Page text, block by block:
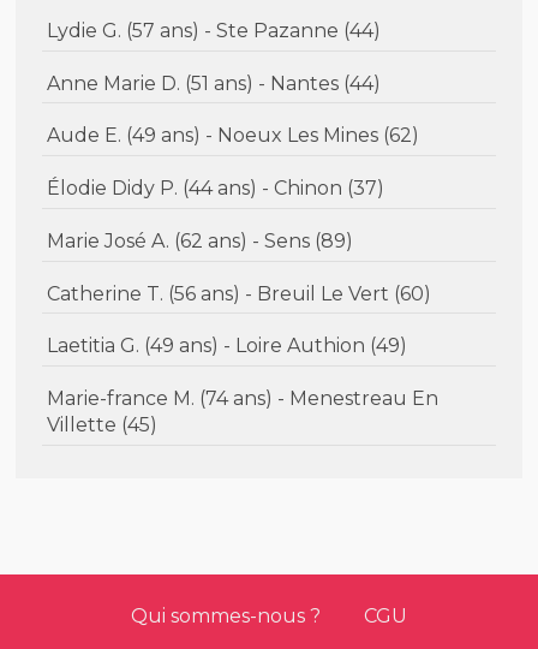
Lydie G. (57 ans) - Ste Pazanne (44)
Anne Marie D. (51 ans) - Nantes (44)
Aude E. (49 ans) - Noeux Les Mines (62)
Élodie Didy P. (44 ans) - Chinon (37)
Marie José A. (62 ans) - Sens (89)
Catherine T. (56 ans) - Breuil Le Vert (60)
Laetitia G. (49 ans) - Loire Authion (49)
Marie-france M. (74 ans) - Menestreau En
Villette (45)
Qui sommes-nous ? CGU